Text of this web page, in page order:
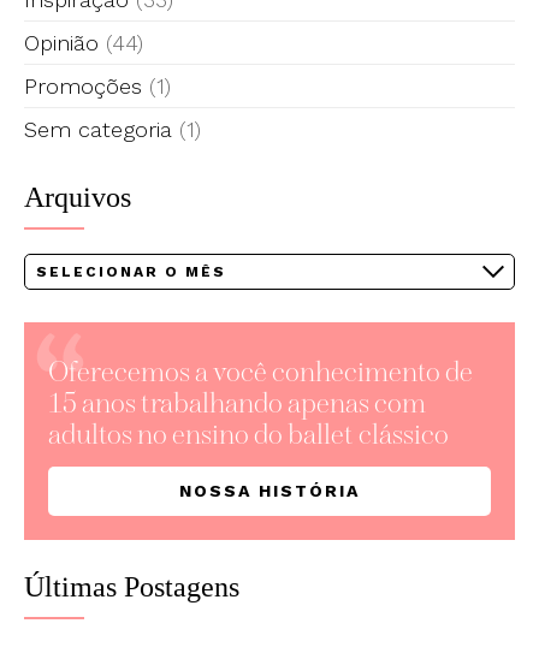
Opinião (44)
Promoções (1)
Sem categoria (1)
Arquivos
Arquivos
Oferecemos a você conhecimento de
15 anos trabalhando apenas com
adultos no ensino do ballet clássico
NOSSA HISTÓRIA
Últimas Postagens